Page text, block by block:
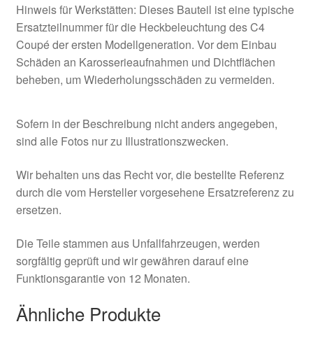
Hinweis für Werkstätten: Dieses Bauteil ist eine typische
Ersatzteilnummer für die Heckbeleuchtung des C4
Coupé der ersten Modellgeneration. Vor dem Einbau
Schäden an Karosserieaufnahmen und Dichtflächen
beheben, um Wiederholungsschäden zu vermeiden.
Sofern in der Beschreibung nicht anders angegeben,
sind alle Fotos nur zu Illustrationszwecken.
Wir behalten uns das Recht vor, die bestellte Referenz
durch die vom Hersteller vorgesehene Ersatzreferenz zu
ersetzen.
Die Teile stammen aus Unfallfahrzeugen, werden
sorgfältig geprüft und wir gewähren darauf eine
Funktionsgarantie von 12 Monaten.
Ähnliche Produkte